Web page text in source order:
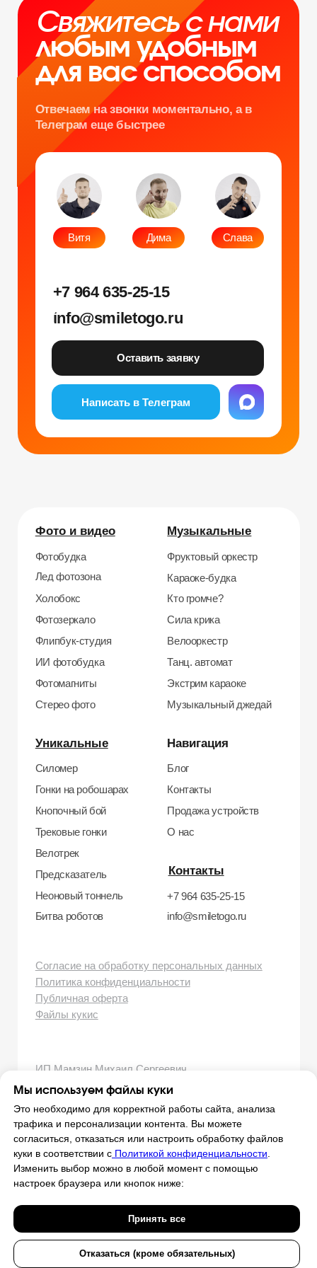
Согласие на обработку персональных данных
Политика конфиденциальности
Публичная оферта
Файлы кукис
ИП Мамзин Михаил Сергеевич
ИНН: 673109991290
ОГРНИП: 314312302100129
Юр. адрес: 115583, г. Москва, Ореховый
бульвар, д. 24к4.
Тел: +7 964 635-25-15
Эл. почта:
info@smiletogo.ru
Рег. номер РКН 77-24-157364
Мы используем файлы куки
Это необходимо для корректной работы сайта, анализа
трафика и персонализации контента. Вы можете
согласиться, отказаться или настроить обработку файлов
куки в соответствии с Политикой конфиденциальности
Изменить выбор можно в любой момент с помощью
настроек браузера или кнопок ниже:
Принять все
Отказаться (кроме обязательных)